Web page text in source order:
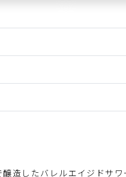
造したバレルエイジドサ